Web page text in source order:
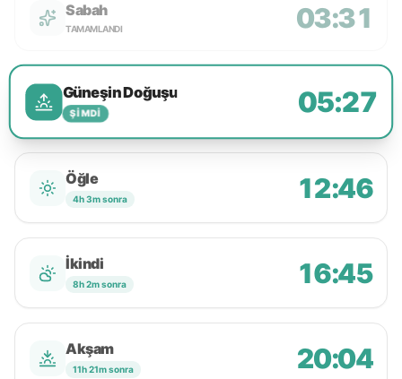
Sabah
TAMAMLANDI 03:31
Güneşin Doğuşu
ŞIMDI 05:27
Öğle
4h 3m sonra 12:46
İkindi
8h 2m sonra 16:45
Akşam
11h 21m sonra 20:04